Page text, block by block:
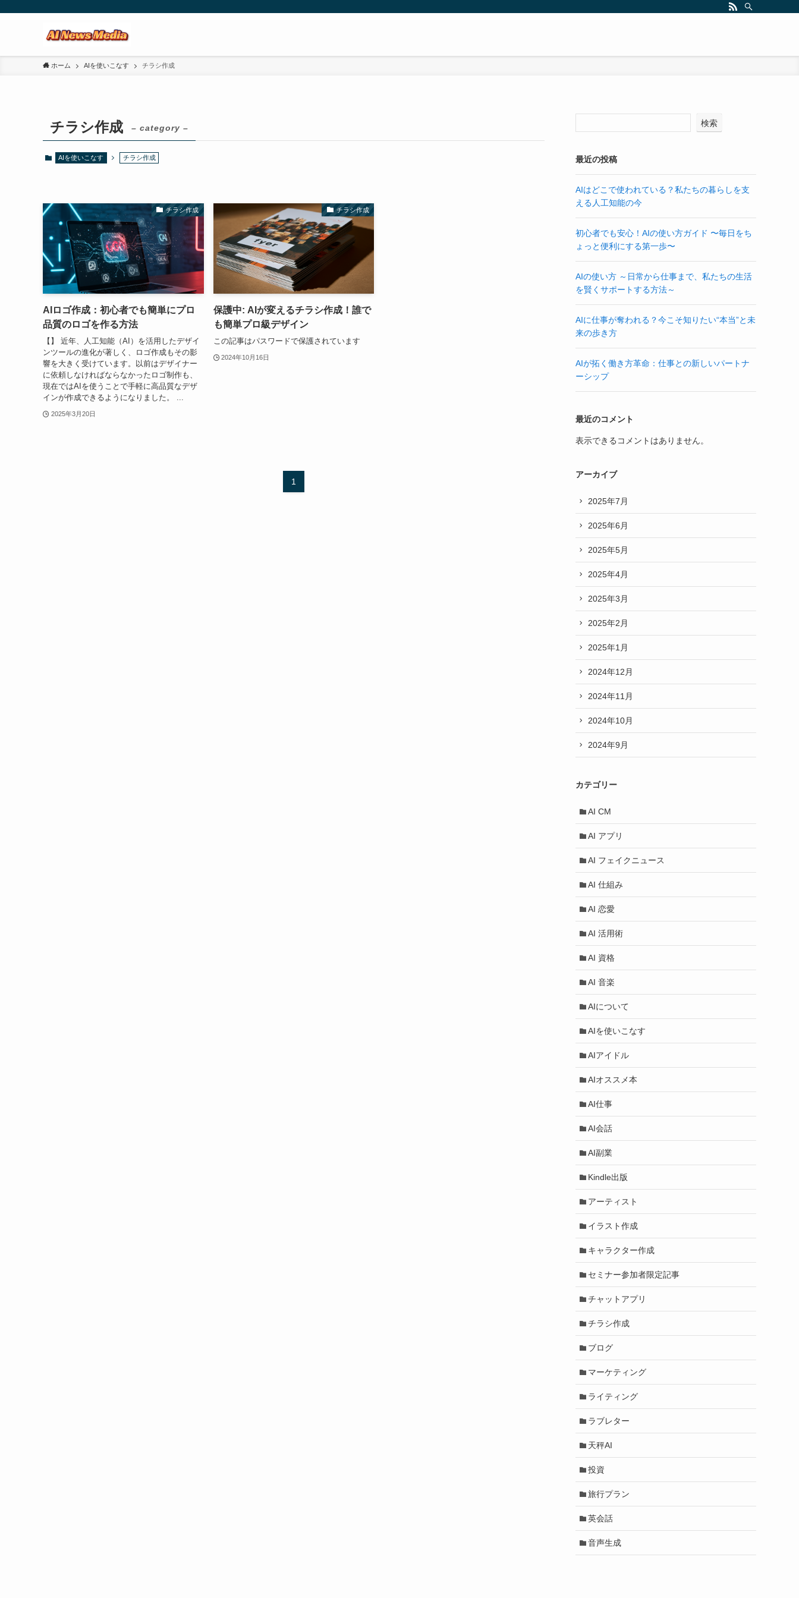
ホーム AIを使いこなす チラシ作成
チラシ作成 – category –
AIを使いこなす チラシ作成
チラシ作成
AIロゴ作成：初心者でも簡単にプロ
品質のロゴを作る方法
【】 近年、人工知能（AI）を活用したデザイ
ンツールの進化が著しく、ロゴ作成もその影
響を大きく受けています。以前はデザイナー
に依頼しなければならなかったロゴ制作も、
現在ではAIを使うことで手軽に高品質なデザ
インが作成できるようになりました。 ...
2025年3月20日
チラシ作成
保護中: AIが変えるチラシ作成！誰で
も簡単プロ級デザイン
この記事はパスワードで保護されています
2024年10月16日
1
検索
最近の投稿
AIはどこで使われている？私たちの暮らしを支
える人工知能の今
初心者でも安心！AIの使い方ガイド 〜毎日をち
ょっと便利にする第一歩〜
AIの使い方 ～日常から仕事まで、私たちの生活
を賢くサポートする方法～
AIに仕事が奪われる？今こそ知りたい“本当”と未
来の歩き方
AIが拓く働き方革命：仕事との新しいパートナ
ーシップ
最近のコメント
表示できるコメントはありません。
アーカイブ
2025年7月
2025年6月
2025年5月
2025年4月
2025年3月
2025年2月
2025年1月
2024年12月
2024年11月
2024年10月
2024年9月
カテゴリー
AI CM
AI アプリ
AI フェイクニュース
AI 仕組み
AI 恋愛
AI 活用術
AI 資格
AI 音楽
AIについて
AIを使いこなす
AIアイドル
AIオススメ本
AI仕事
AI会話
AI副業
Kindle出版
アーティスト
イラスト作成
キャラクター作成
セミナー参加者限定記事
チャットアプリ
チラシ作成
ブログ
マーケティング
ライティング
ラブレター
天秤AI
投資
旅行プラン
英会話
音声生成